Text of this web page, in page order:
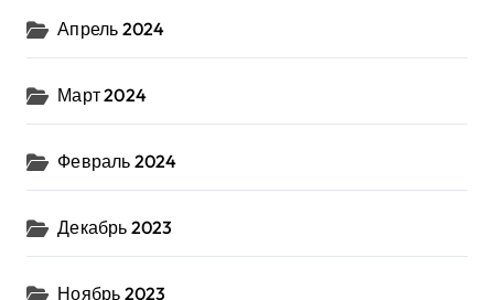
Апрель 2024
Март 2024
Февраль 2024
Декабрь 2023
Ноябрь 2023